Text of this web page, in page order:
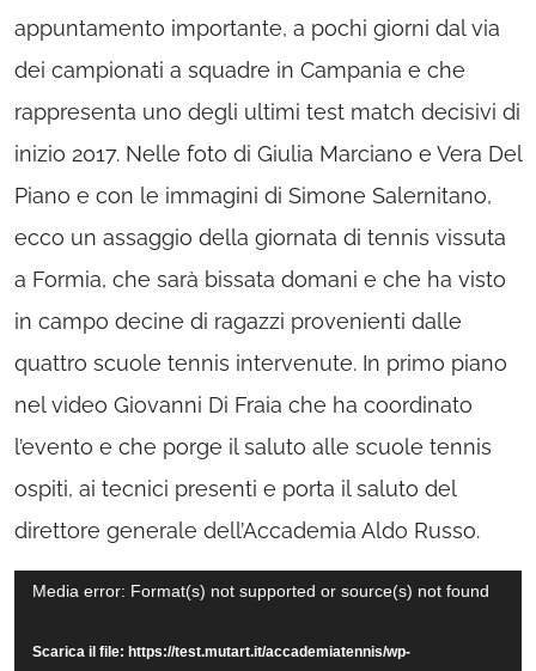
appuntamento importante, a pochi giorni dal via
dei campionati a squadre in Campania e che
rappresenta uno degli ultimi test match decisivi di
inizio 2017. Nelle foto di Giulia Marciano e Vera Del
Piano e con le immagini di Simone Salernitano,
ecco un assaggio della giornata di tennis vissuta
a Formia, che sarà bissata domani e che ha visto
in campo decine di ragazzi provenienti dalle
quattro scuole tennis intervenute. In primo piano
nel video Giovanni Di Fraia che ha coordinato
l’evento e che porge il saluto alle scuole tennis
ospiti, ai tecnici presenti e porta il saluto del
direttore generale dell’Accademia Aldo Russo.
Video
Media error: Format(s) not supported or source(s) not found
Scarica il file: https://test.mutart.it/accademiatennis/wp-